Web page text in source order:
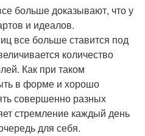
больше доказывают, что у
и идеалов.
все больше ставится под
количество
Как при таком
в форме и хорошо
совершенно разных
стремление каждый день
для себя.